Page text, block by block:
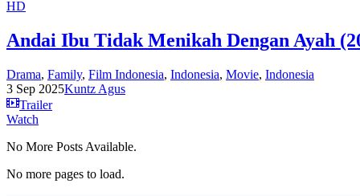
HD
Andai Ibu Tidak Menikah Dengan Ayah
Drama, Family, Film Indonesia, Indonesia, Movie, Indonesia
3 Sep 2025Kuntz Agus
Trailer
Watch
No More Posts Available.
No more pages to load.